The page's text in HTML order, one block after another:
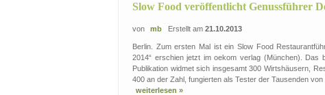
Slow Food veröffentlicht Genussführer
von mb Erstellt am 21.10.2013
Berlin. Zum ersten Mal ist ein Slow Food
2014“ erschien jetzt im oekom verlag (München). Das
Publikation widmet sich insgesamt 300 Wirtshäusern,
400 an der Zahl, fungierten als Tester der Tausenden von
weiterlesen »